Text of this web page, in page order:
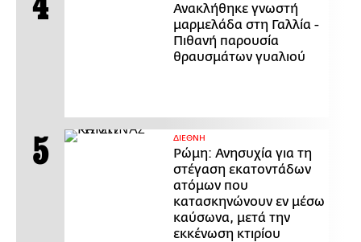
Ανακλήθηκε γνωστή
μαρμελάδα στη Γαλλία -
Πιθανή παρουσία
θραυσμάτων γυαλιού
ΔΙΕΘΝΗ
Ρώμη: Ανησυχία για τη
στέγαση εκατοντάδων
ατόμων που
κατασκηνώνουν εν μέσω
καύσωνα, μετά την
εκκένωση κτιρίου